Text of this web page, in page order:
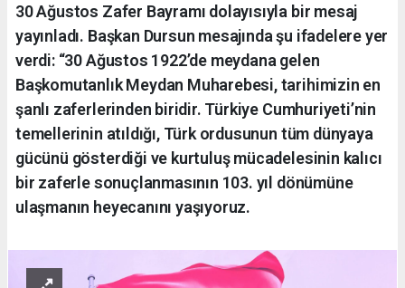
30 Ağustos Zafer Bayramı dolayısıyla bir mesaj
yayınladı. Başkan Dursun mesajında şu ifadelere yer
verdi: “30 Ağustos 1922’de meydana gelen
Başkomutanlık Meydan Muharebesi, tarihimizin en
şanlı zaferlerinden biridir. Türkiye Cumhuriyeti’nin
temellerinin atıldığı, Türk ordusunun tüm dünyaya
gücünü gösterdiği ve kurtuluş mücadelesinin kalıcı
bir zaferle sonuçlanmasının 103. yıl dönümüne
ulaşmanın heyecanını yaşıyoruz.